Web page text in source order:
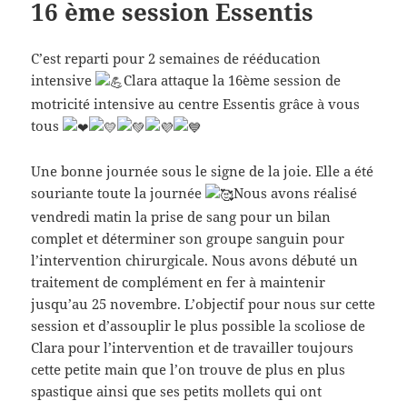
16 ème session Essentis
C’est reparti pour 2 semaines de rééducation
intensive
Clara attaque la 16ème session de
motricité intensive au centre Essentis grâce à vous
tous
Une bonne journée sous le signe de la joie. Elle a été
souriante toute la journée
Nous avons réalisé
vendredi matin la prise de sang pour un bilan
complet et déterminer son groupe sanguin pour
l’intervention chirurgicale. Nous avons débuté un
traitement de complément en fer à maintenir
jusqu’au 25 novembre. L’objectif pour nous sur cette
session et d’assouplir le plus possible la scoliose de
Clara pour l’intervention et de travailler toujours
cette petite main que l’on trouve de plus en plus
spastique ainsi que ses petits mollets qui ont